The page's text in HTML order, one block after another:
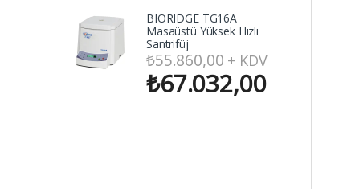
BIORIDGE TG16A
Masaüstü Yüksek Hızlı
Santrifüj
₺55.860,00 + KDV
₺67.032,00